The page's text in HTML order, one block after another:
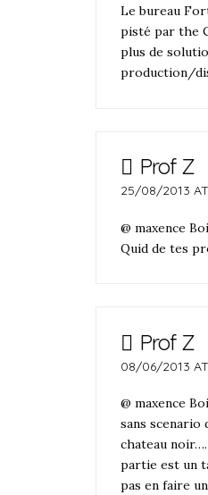
Le bureau
pisté par the
plus de
production/
Prof Z
25/08/2013
@ maxence
Quid de tes
Prof Z
08/06/2013
@ maxence
sans scenario
chateau
partie est un
pas en faire un